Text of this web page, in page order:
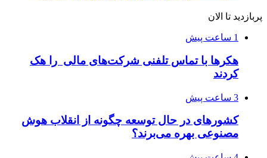
پربازدید تا الان
1 ساعت پیش
هکرها با تماس تلفنی شرکت‌های مالی را هک
کردند
3 ساعت پیش
کشورهای در حال توسعه چگونه از انقلاب هوش
مصنوعی بهره می‌برند؟